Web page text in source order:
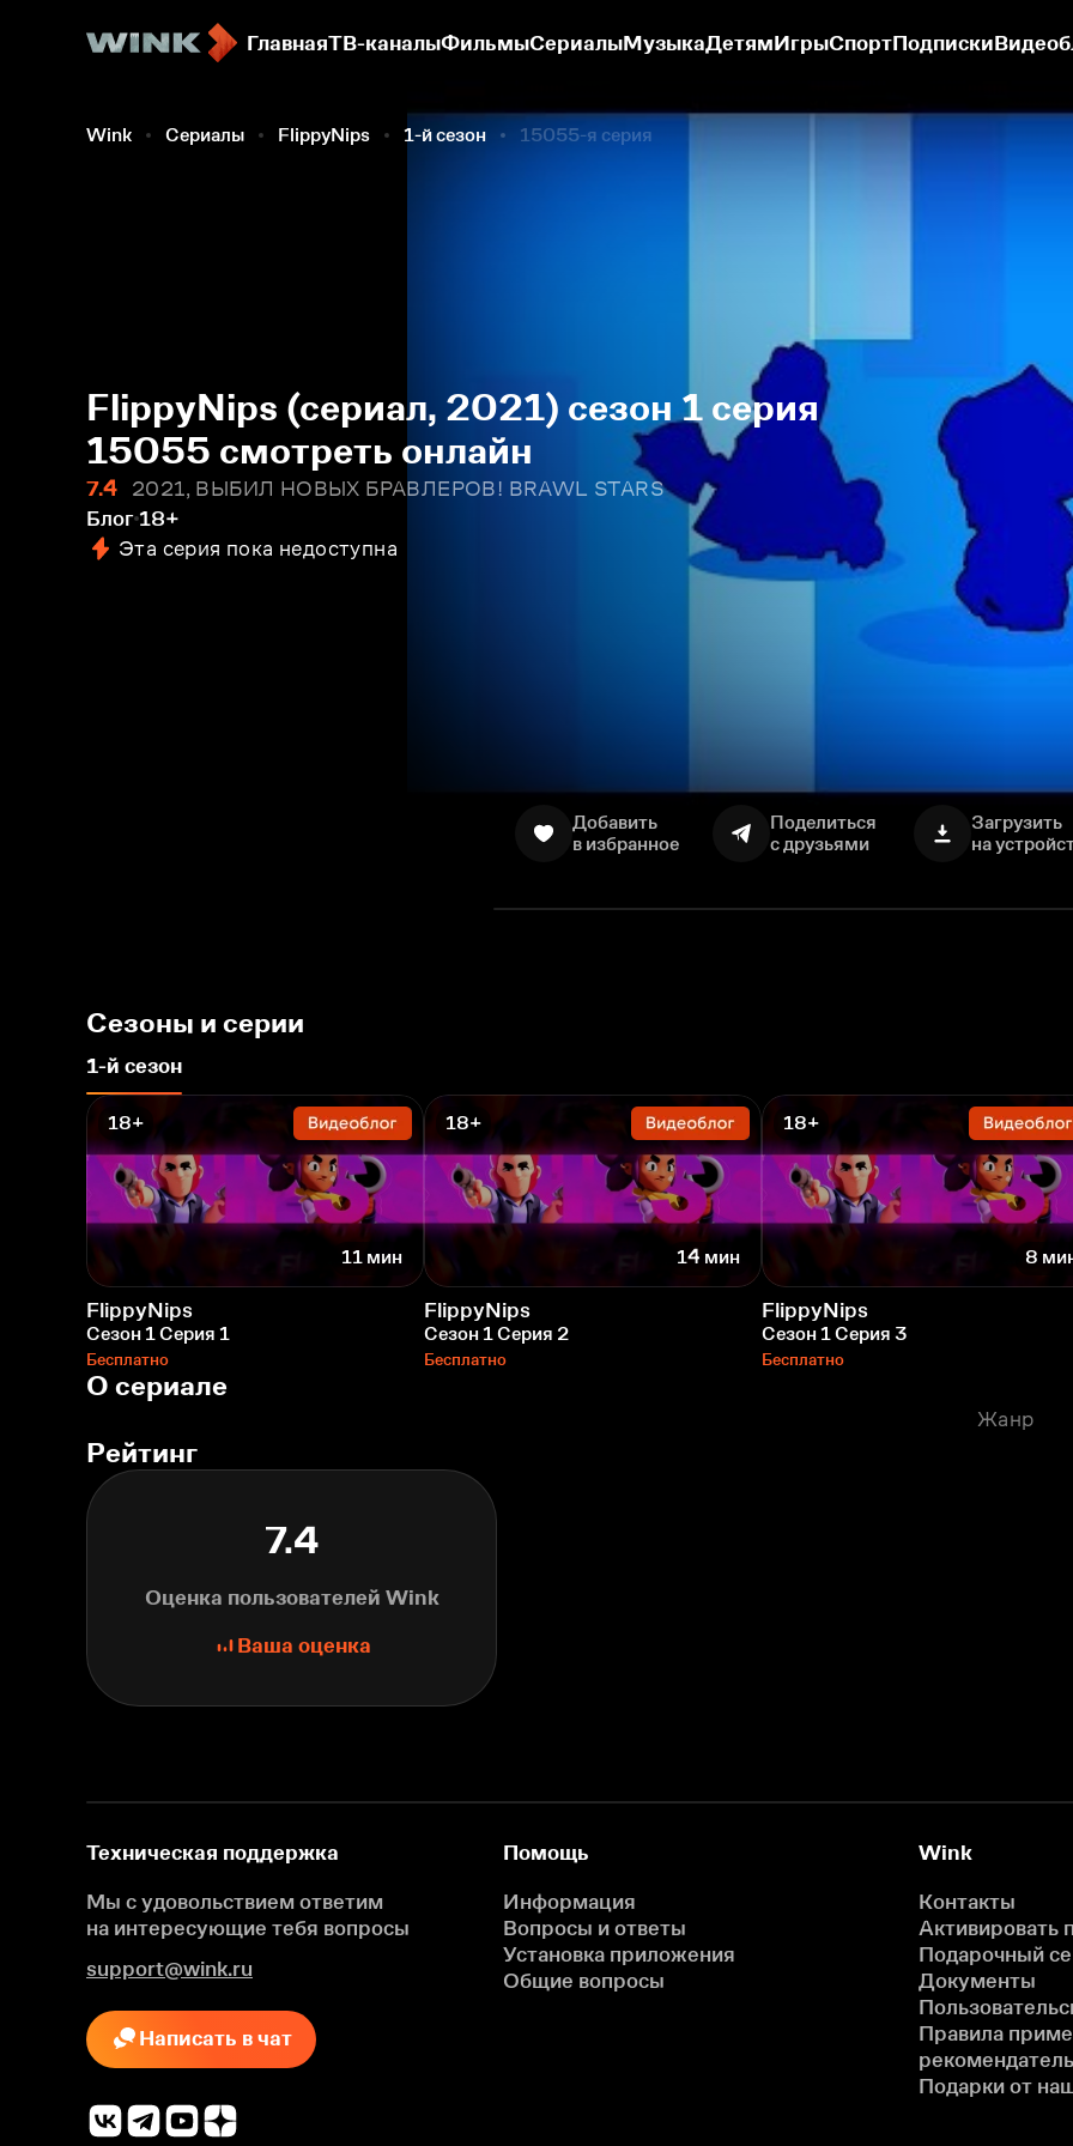
ГлавнаяТВ-каналыФильмыСериалыМузыкаДетямИгрыСпортПодписки
Wink Сериалы FlippyNips 1-й сезон 15055-я серия
FlippyNips (сериал, 2021) сезон 1 серия
15055 смотреть онлайн
7.4
2021, ВЫБИЛ НОВЫХ БРАВЛЕРОВ! BRAWL STARS
Блог 18+
Эта серия пока недоступна
Добавить
в избранное
Поделиться
с друзьями
Загрузить
на
Сезоны и серии
1-й сезон
18+
11 мин
FlippyNips
Сезон 1 Серия 1
Бесплатно
18+
14 мин
FlippyNips
Сезон 1 Серия 2
Бесплатно
18+
8
FlippyNips
Сезон 1 Серия 3
Бесплатно
О сериале
Жанр
Рейтинг
7.4
Оценка пользователей Wink
Ваша оценка
Техническая поддержка
Мы с удовольствием ответим
на интересующие тебя вопросы
support@wink.ru
Написать в чат
Помощь
Информация
Вопросы и ответы
Установка приложения
Общие вопросы
Wink
Контакты
Активировать
Подарочный
Документы
Правила
Подарки от